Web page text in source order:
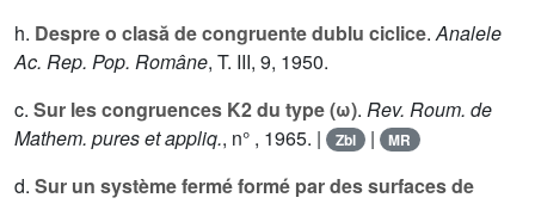
h. Despre o clasă de congruente dublu ciclice.Analele
Ac. Rep. Pop. Române, T. III, 9, 1950.
c. Sur les congruences K2 du type (ω). Rev. Roum. de
Mathem. pures et appliq., n° , 1965. | Zbl | MR
d. Sur un système fermé formé par des surfaces de